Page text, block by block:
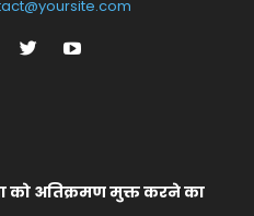
को अतिक्रमण मुक्त करने का